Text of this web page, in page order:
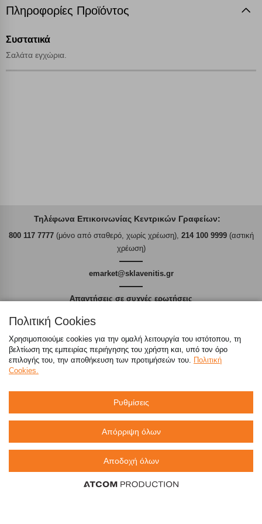
Πληροφορίες Προϊόντος
Συστατικά
Σαλάτα εγχώρια.
Τηλέφωνα Επικοινωνίας Κεντρικών Γραφείων:
800 117 7777(μόνο από σταθερό, χωρίς χρέωση), 214 100 9999(αστική
χρέωση)
emarket@sklavenitis.gr
Απαντήσεις σε συχνές ερωτήσεις
τόσο φθηνά όσο πουθενά
eMarket
800 117 7777 (μόνο από σταθερό, χωρίς χρέωση),
214 100 9999 (αστική χρέωση)
info@sklavenitis.gr
Πολιτική Cookies
Χρησιμοποιούμε cookies για την ομαλή λειτουργία του ιστότοπου, τη
βελτίωση της εμπειρίας περιήγησης του χρήστη και, υπό τον όρο
επιλογής του, την αποθήκευση των προτιμήσεών του. Πολιτική
Cookies.
Ρυθμίσεις
Απόρριψη όλων
Αποδοχή όλων